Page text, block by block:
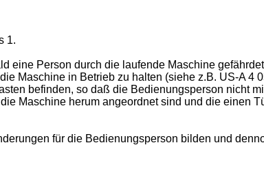
1.
eine Person durch die laufende Maschine
Maschine in Betrieb zu halten (siehe z.B. US-A 4
befinden, so daß die Bedienungsperson nicht
Maschine herum angeordnet sind und die einen
für die Bedienungsperson bilden und